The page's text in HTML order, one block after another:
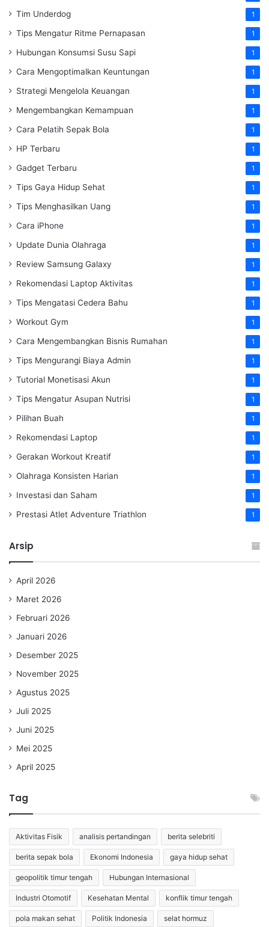
Tim Underdog 1
Tips Mengatur Ritme Pernapasan 1
Hubungan Konsumsi Susu Sapi 1
Cara Mengoptimalkan Keuntungan 1
Strategi Mengelola Keuangan 1
Mengembangkan Kemampuan 1
Cara Pelatih Sepak Bola 1
HP Terbaru 1
Gadget Terbaru 1
Tips Gaya Hidup Sehat 1
Tips Menghasilkan Uang 1
Cara iPhone 1
Update Dunia Olahraga 1
Review Samsung Galaxy 1
Rekomendasi Laptop Aktivitas 1
Tips Mengatasi Cedera Bahu 1
Workout Gym 1
Cara Mengembangkan Bisnis Rumahan 1
Tips Mengurangi Biaya Admin 1
Tutorial Monetisasi Akun 1
Tips Mengatur Asupan Nutrisi 1
Pilihan Buah 1
Rekomendasi Laptop 1
Gerakan Workout Kreatif 1
Olahraga Konsisten Harian 1
Investasi dan Saham 1
Prestasi Atlet Adventure Triathlon 1
Arsip
April 2026
Maret 2026
Februari 2026
Januari 2026
Desember 2025
November 2025
Agustus 2025
Juli 2025
Juni 2025
Mei 2025
April 2025
Tag
Aktivitas Fisik analisis pertandingan berita selebriti
berita sepak bola Ekonomi Indonesia gaya hidup sehat
geopolitik timur tengah Hubungan Internasional
Industri Otomotif Kesehatan Mental konflik timur tengah
pola makan sehat Politik Indonesia selat hormuz